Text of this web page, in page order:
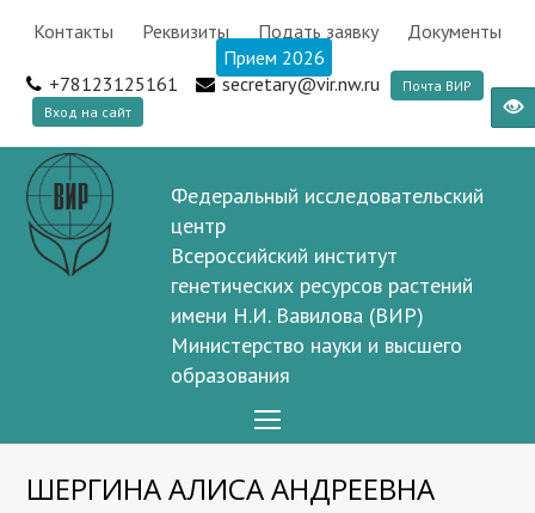
Контакты Реквизиты Подать заявку
Документы
Прием 2026
+78123125161
secretary@vir.nw.ru
Почта ВИР
Вход на сайт
Федеральный исследовательский
центр
Всероссийский институт
генетических ресурсов растений
имени Н.И. Вавилова (ВИР)
Министерство науки и высшего
образования
Menu
ШЕРГИНА АЛИСА АНДРЕЕВНА